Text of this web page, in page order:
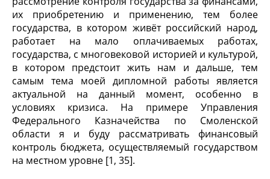
их приобретению и применению, тем более
государства, в котором живёт российский народ,
работает на мало оплачиваемых работах,
государства, с многовековой историей и культурой,
в котором предстоит жить нам и дальше, тем
самым тема моей дипломной работы является
актуальной на данный момент, особенно в
условиях кризиса. На примере Управления
Федерального Казначейства по Смоленской
области я и буду рассматривать финансовый
контроль бюджета, осуществляемый государством
на местном уровне [1, 35].